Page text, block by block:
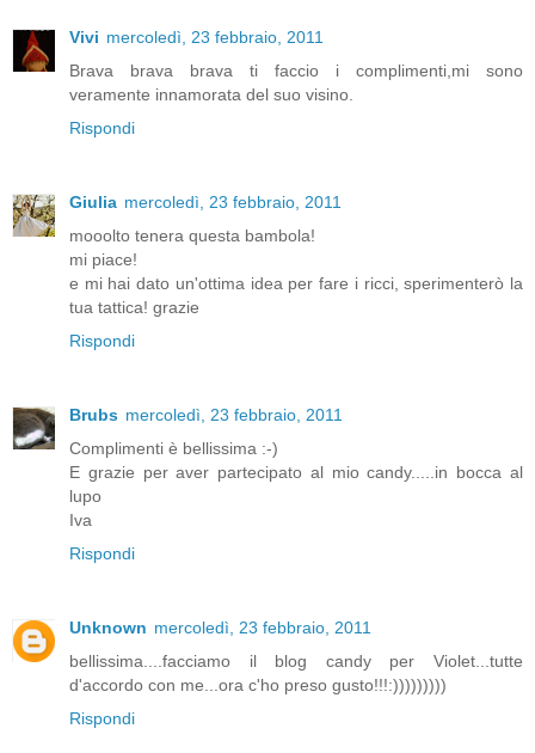
Vivi mercoledì, 23 febbraio, 2011
Brava brava brava ti faccio i complimenti,mi sono
veramente innamorata del suo visino.
Rispondi
Giulia mercoledì, 23 febbraio, 2011
mooolto tenera questa bambola!
mi piace!
e mi hai dato un'ottima idea per fare i ricci, sperimenterò la
tua tattica! grazie
Rispondi
Brubs mercoledì, 23 febbraio, 2011
Complimenti è bellissima :-)
E grazie per aver partecipato al mio candy.....in bocca al
lupo
Iva
Rispondi
Unknown mercoledì, 23 febbraio, 2011
bellissima....facciamo il blog candy per Violet...tutte
d'accordo con me...ora c'ho preso gusto!!!:)))))))))
Rispondi